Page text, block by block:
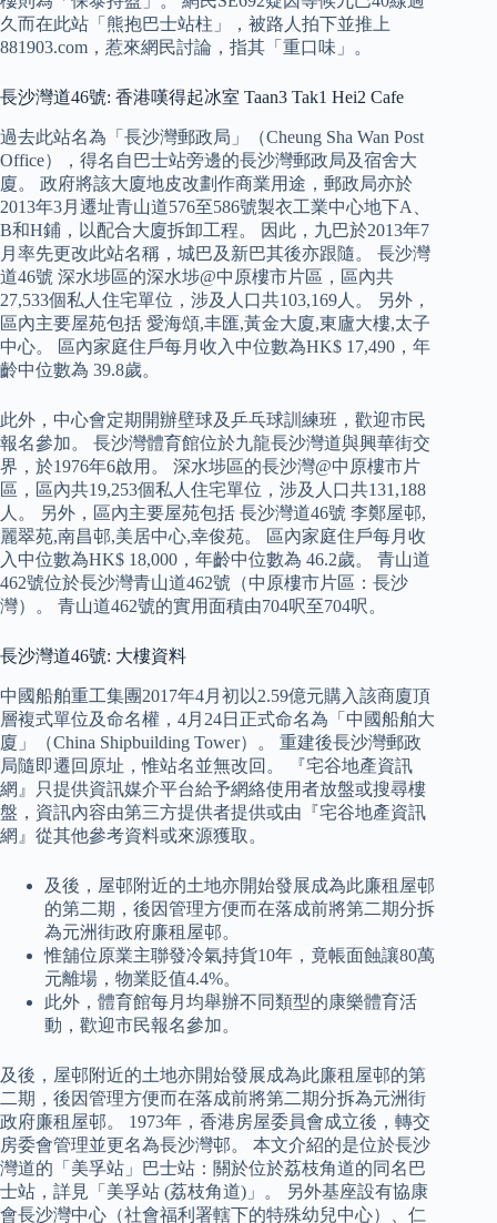
久而在此站「熊抱巴士站柱」，被路人拍下並推上
881903.com，惹來網民討論，指其「重口味」。
長沙灣道46號: 香港嘆得起冰室 Taan3 Tak1 Hei2 Cafe
過去此站名為「長沙灣郵政局」（Cheung Sha Wan Post
Office），得名自巴士站旁邊的長沙灣郵政局及宿舍大
廈。 政府將該大廈地皮改劃作商業用途，郵政局亦於
2013年3月遷址青山道576至586號製衣工業中心地下A、
B和H鋪，以配合大廈拆卸工程。 因此，九巴於2013年7
月率先更改此站名稱，城巴及新巴其後亦跟隨。 長沙灣
道46號 深水埗區的深水埗@中原樓市片區，區內共
27,533個私人住宅單位，涉及人口共103,169人。 另外，
區內主要屋苑包括 愛海頌,丰匯,黃金大廈,東廬大樓,太子
中心。 區內家庭住戶每月收入中位數為HK$ 17,490，年
齡中位數為 39.8歲。
此外，中心會定期開辦壁球及乒乓球訓練班，歡迎市民
報名參加。 長沙灣體育館位於九龍長沙灣道與興華街交
界，於1976年6啟用。 深水埗區的長沙灣@中原樓市片
區，區內共19,253個私人住宅單位，涉及人口共131,188
人。 另外，區內主要屋苑包括 長沙灣道46號 李鄭屋邨,
麗翠苑,南昌邨,美居中心,幸俊苑。 區內家庭住戶每月收
入中位數為HK$ 18,000，年齡中位數為 46.2歲。 青山道
462號位於長沙灣青山道462號（中原樓市片區：長沙
灣）。 青山道462號的實用面積由704呎至704呎。
長沙灣道46號: 大樓資料
中國船舶重工集團2017年4月初以2.59億元購入該商廈頂
層複式單位及命名權，4月24日正式命名為「中國船舶大
廈」（China Shipbuilding Tower）。 重建後長沙灣郵政
局隨即遷回原址，惟站名並無改回。 『宅谷地產資訊
網』只提供資訊媒介平台給予網絡使用者放盤或搜尋樓
盤，資訊內容由第三方提供者提供或由『宅谷地產資訊
網』從其他參考資料或來源獲取。
及後，屋邨附近的土地亦開始發展成為此廉租屋邨
的第二期，後因管理方便而在落成前將第二期分拆
為元洲街政府廉租屋邨。
惟舖位原業主聯發冷氣持貨10年，竟帳面蝕讓80萬
元離場，物業貶值4.4%。
此外，體育館每月均舉辦不同類型的康樂體育活
動，歡迎市民報名參加。
及後，屋邨附近的土地亦開始發展成為此廉租屋邨的第
二期，後因管理方便而在落成前將第二期分拆為元洲街
政府廉租屋邨。 1973年，香港房屋委員會成立後，轉交
房委會管理並更名為長沙灣邨。 本文介紹的是位於長沙
灣道的「美孚站」巴士站：關於位於荔枝角道的同名巴
士站，詳見「美孚站 (荔枝角道)」。 另外基座設有協康
會長沙灣中心（社會福利署轄下的特殊幼兒中心）、仁